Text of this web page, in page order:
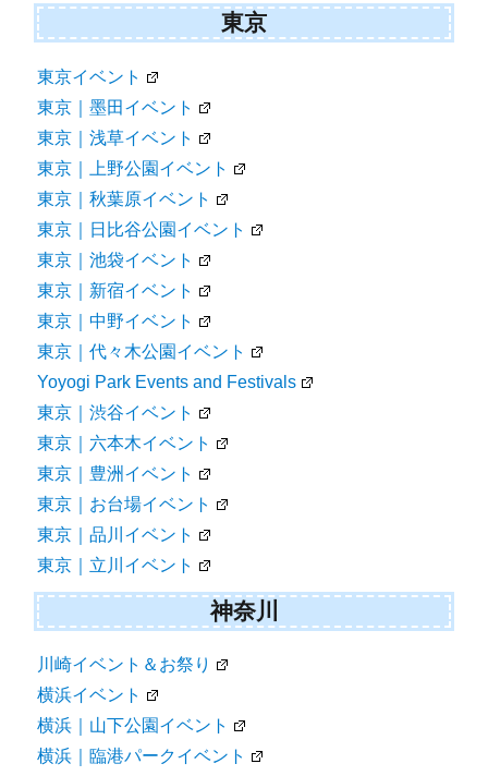
東京
東京イベント
東京｜墨田イベント
東京｜浅草イベント
東京｜上野公園イベント
東京｜秋葉原イベント
東京｜日比谷公園イベント
東京｜池袋イベント
東京｜新宿イベント
東京｜中野イベント
東京｜代々木公園イベント
Yoyogi Park Events and Festivals
東京｜渋谷イベント
東京｜六本木イベント
東京｜豊洲イベント
東京｜お台場イベント
東京｜品川イベント
東京｜立川イベント
神奈川
川崎イベント＆お祭り
横浜イベント
横浜｜山下公園イベント
横浜｜臨港パークイベント